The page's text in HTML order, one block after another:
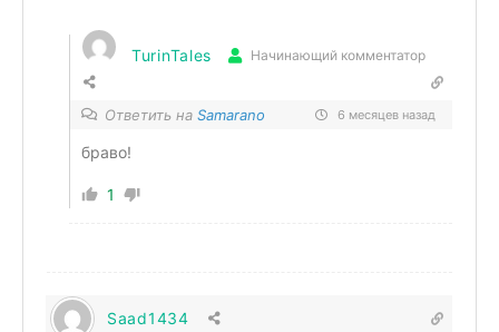
TurinTales Начинающий комментатор
Ответить на Samarano 6 месяцев назад
браво!
1
Saad1434